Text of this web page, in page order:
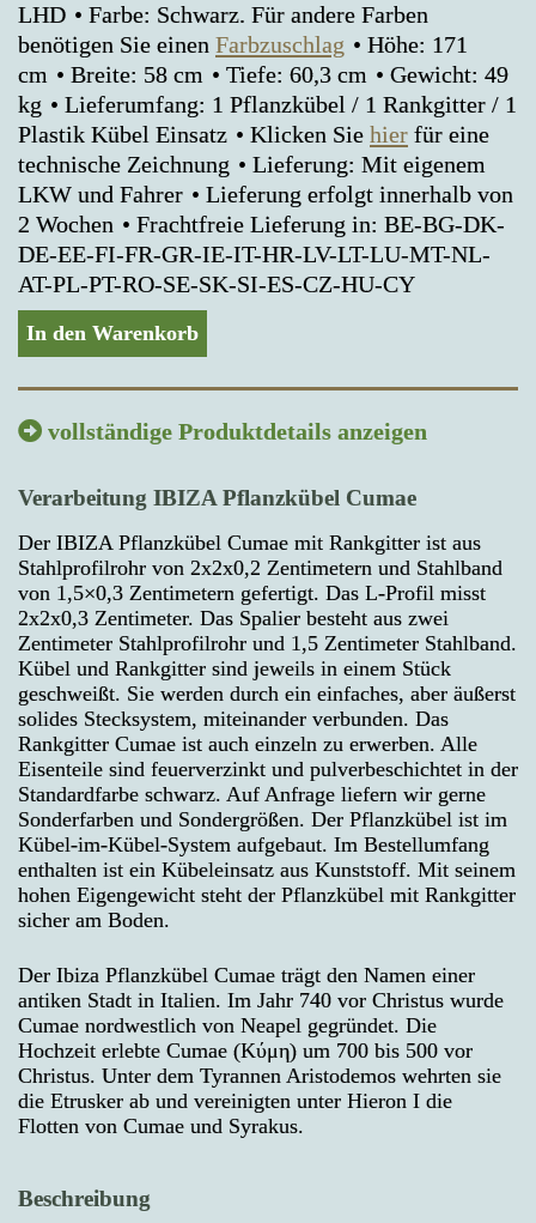
LHD
Farbe: Schwarz. Für andere Farben
benötigen Sie einen Farbzuschlag
Höhe: 171
cm
Breite: 58 cm Tiefe: 60,3 cm
Gewicht: 49
kg
Lieferumfang: 1 Pflanzkübel / 1 Rankgitter / 1
Plastik Kübel Einsatz
Klicken Sie hier für eine
technische Zeichnung
Lieferung: Mit eigenem
LKW und Fahrer
Lieferung erfolgt innerhalb von
2 Wochen
Frachtfreie Lieferung in: BE-BG-DK-
DE-EE-FI-FR-GR-IE-IT-HR-LV-LT-LU-MT-NL-
AT-PL-PT-RO-SE-SK-SI-ES-CZ-HU-CY
In den Warenkorb
vollständige Produktdetails anzeigen
Verarbeitung IBIZA Pflanzkübel Cumae
Der IBIZA Pflanzkübel Cumae mit Rankgitter ist aus
Stahlprofilrohr von 2x2x0,2 Zentimetern und Stahlband
von 1,5×0,3 Zentimetern gefertigt. Das L-Profil misst
2x2x0,3 Zentimeter. Das Spalier besteht aus zwei
Zentimeter Stahlprofilrohr und 1,5 Zentimeter Stahlband.
Kübel und Rankgitter sind jeweils in einem Stück
geschweißt. Sie werden durch ein einfaches, aber äußerst
solides Stecksystem, miteinander verbunden. Das
Rankgitter Cumae ist auch einzeln zu erwerben. Alle
Eisenteile sind feuerverzinkt und pulverbeschichtet in der
Standardfarbe schwarz. Auf Anfrage liefern wir gerne
Sonderfarben und Sondergrößen. Der Pflanzkübel ist im
Kübel-im-Kübel-System aufgebaut. Im Bestellumfang
enthalten ist ein Kübeleinsatz aus Kunststoff. Mit seinem
hohen Eigengewicht steht der Pflanzkübel mit Rankgitter
sicher am Boden.
Der Ibiza Pflanzkübel Cumae trägt den Namen einer
antiken Stadt in Italien. Im Jahr 740 vor Christus wurde
Cumae nordwestlich von Neapel gegründet. Die
Hochzeit erlebte Cumae (Κύμη) um 700 bis 500 vor
Christus. Unter dem Tyrannen Aristodemos wehrten sie
die Etrusker ab und vereinigten unter Hieron I die
Flotten von Cumae und Syrakus.
Beschreibung